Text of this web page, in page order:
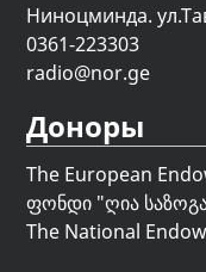
Ниноцминда.
0361-223303
radio@nor.ge
Доноры
The European
ფონდი "ღია
The National